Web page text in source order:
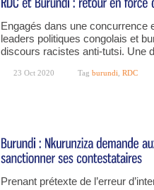
Engagés dans une concurrence
leaders politiques congolais et
discours racistes anti-tutsi. Une
23 Oct 2020 Tag burundi RDC
Prenant prétexte de l’erreur